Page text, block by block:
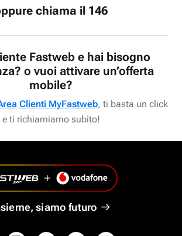
chiama il 146
Fastweb e hai bisogno
o vuoi attivare un’offerta
mobile?
Clienti MyFastweb, ti basta un click
e ti richiamiamo subito!
siamo futuro